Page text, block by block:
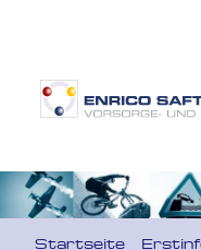
Zum primären
Startseite